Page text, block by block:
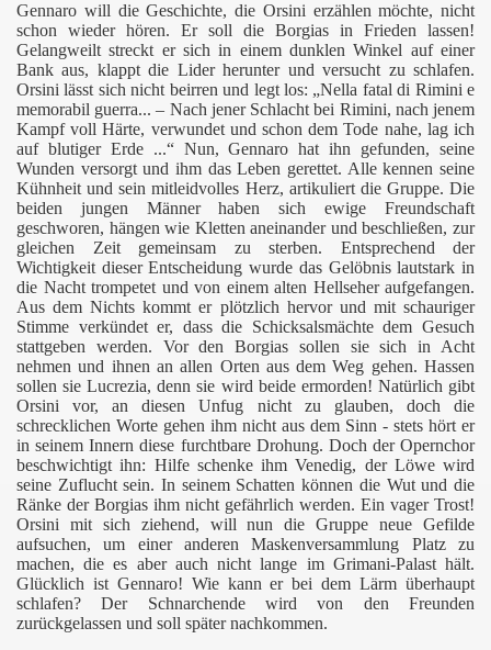
Gennaro will die Geschichte, die Orsini erzählen möchte, nicht
schon wieder hören. Er soll die Borgias in Frieden lassen!
Gelangweilt streckt er sich in einem dunklen Winkel auf einer
Bank aus, klappt die Lider herunter und versucht zu schlafen.
Orsini lässt sich nicht beirren und legt los: „Nella fatal di Rimini e
memorabil guerra... – Nach jener Schlacht bei Rimini, nach jenem
Kampf voll Härte, verwundet und schon dem Tode nahe, lag ich
auf blutiger Erde ...“ Nun, Gennaro hat ihn gefunden, seine
Wunden versorgt und ihm das Leben gerettet. Alle kennen seine
Kühnheit und sein mitleidvolles Herz, artikuliert die Gruppe. Die
beiden jungen Männer haben sich ewige Freundschaft
geschworen, hängen wie Kletten aneinander und beschließen, zur
gleichen Zeit gemeinsam zu sterben. Entsprechend der
Wichtigkeit dieser Entscheidung wurde das Gelöbnis lautstark in
die Nacht trompetet und von einem alten Hellseher aufgefangen.
Aus dem Nichts kommt er plötzlich hervor und mit schauriger
Stimme verkündet er, dass die Schicksalsmächte dem Gesuch
stattgeben werden. Vor den Borgias sollen sie sich in Acht
nehmen und ihnen an allen Orten aus dem Weg gehen. Hassen
sollen sie Lucrezia, denn sie wird beide ermorden! Natürlich gibt
Orsini vor, an diesen Unfug
nicht zu glauben, doch die
schrecklichen Worte gehen ihm nicht aus dem Sinn - stets hört er
in seinem Innern diese furchtbare Drohung. Doch der Opernchor
beschwichtigt ihn: Hilfe schenke ihm Venedig, der Löwe wird
seine Zuflucht sein. In seinem Schatten können die Wut und die
Ränke der Borgias ihm nicht gefährlich werden. Ein vager Trost!
Orsini mit sich ziehend, will nun die Gruppe neue Gefilde
aufsuchen, um einer anderen Maskenversammlung Platz zu
machen, die es aber auch nicht lange im Grimani-Palast hält.
Glücklich ist Gennaro! Wie kann er bei dem Lärm überhaupt
schlafen? Der Schnarchende wird
von den Freunden
zurückgelassen und soll später nachkommen.